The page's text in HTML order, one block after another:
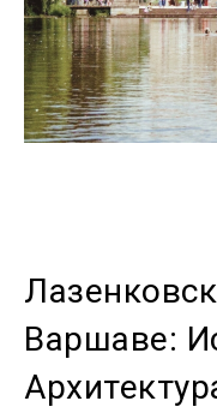
Варшаве: